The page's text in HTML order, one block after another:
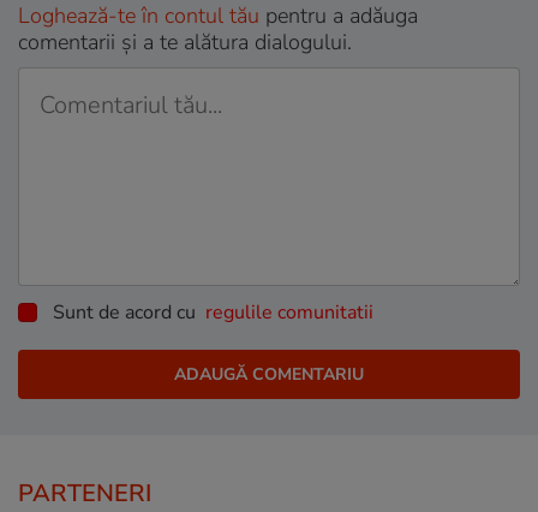
Loghează-te în contul tău pentru a adăuga
comentarii și a te alătura dialogului.
Sunt de acord cu regulile comunitatii
PARTENERI